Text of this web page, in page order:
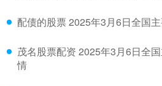
配债的股票 2025年3月6日全国
茂名股票配资 2025年3月6日全
情